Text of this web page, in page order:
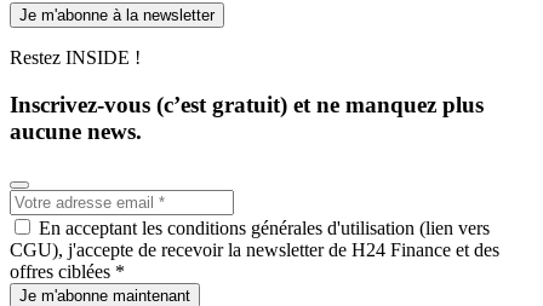
Je m'abonne à la newsletter
Restez INSIDE !
Inscrivez-vous (c’est gratuit) et ne manquez plus
aucune news.
En acceptant les conditions générales d'utilisation (lien vers
CGU), j'accepte de recevoir la newsletter de H24 Finance et des
offres ciblées *
Je m'abonne maintenant